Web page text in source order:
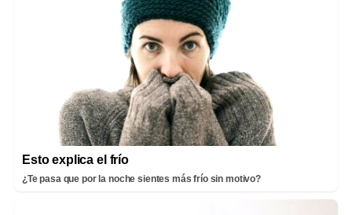
Esto explica el frío
¿Te pasa que por la noche sientes más frío sin motivo?